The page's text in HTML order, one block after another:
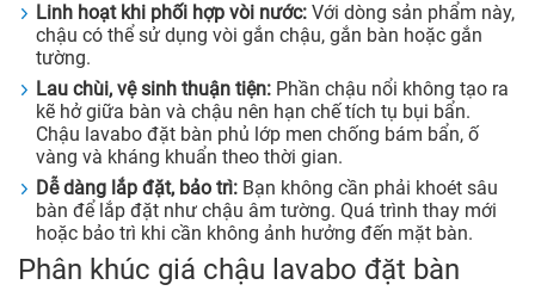
Linh hoạt khi phối hợp vòi nước: Với dòng sản phẩm này,
chậu có thể sử dụng vòi gắn chậu, gắn bàn hoặc gắn
tường.
Lau chùi, vệ sinh thuận tiện: Phần chậu nổi không tạo ra
kẽ hở giữa bàn và chậu nên hạn chế tích tụ bụi bẩn.
Chậu lavabo đặt bàn phủ lớp men chống bám bẩn, ố
vàng và kháng khuẩn theo thời gian.
Dễ dàng lắp đặt, bảo trì: Bạn không cần phải khoét sâu
bàn để lắp đặt như chậu âm tường. Quá trình thay mới
hoặc bảo trì khi cần không ảnh hưởng đến mặt bàn.
Phân khúc giá chậu lavabo đặt bàn